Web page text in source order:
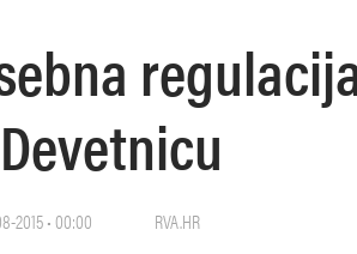
2015 • 00:00 RVA.HR